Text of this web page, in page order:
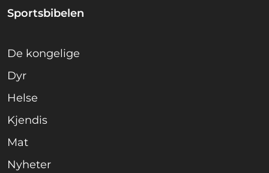
Sportsbibelen
De kongelige
Dyr
Helse
Kjendis
Mat
Nyheter